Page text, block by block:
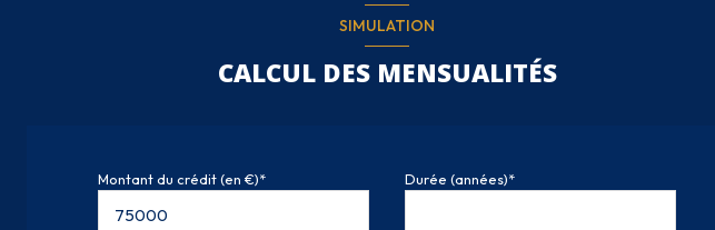
SIMULATION
CALCUL DES MENSUALITÉS
Montant du crédit (en €)* Durée (années)*